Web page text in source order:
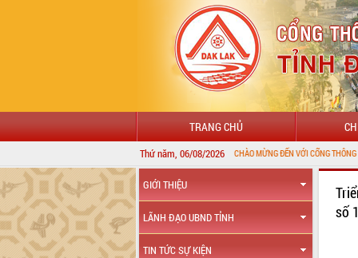
TRANG CHỦ
Thứ năm, 06/08/2026
GIỚI THIỆU
LÃNH ĐẠO UBND TỈNH
TIN TỨC SỰ KIỆN
số